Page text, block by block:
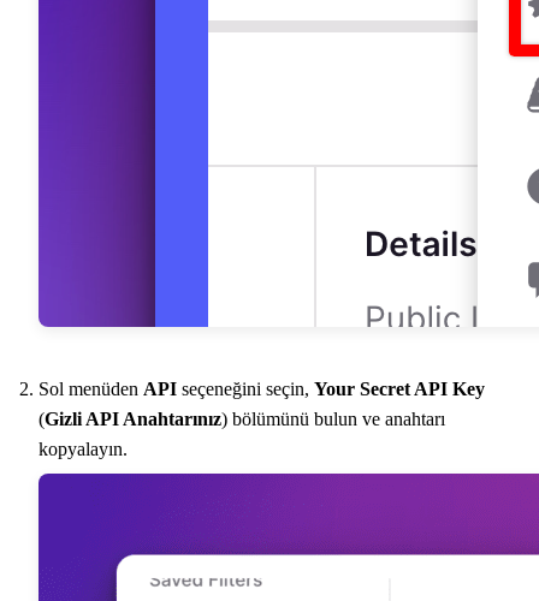
Sol menüden API seçeneğini seçin, Your Secret API Key
(Gizli API Anahtarınız) bölümünü bulun ve anahtarı
kopyalayın.